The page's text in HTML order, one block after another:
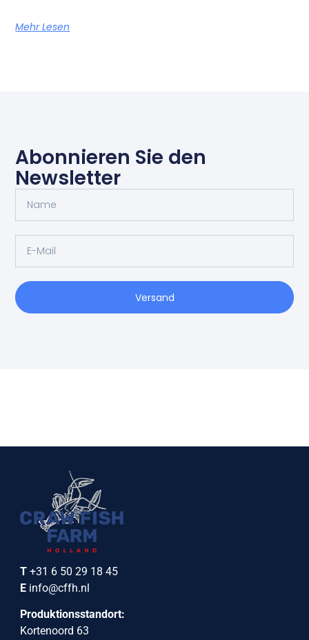
Mehr Lesen
Abonnieren Sie den
Newsletter
Versand
T +31 6 50 29 18 45
E info@cffh.nl
Produktionsstandort:
Kortenoord 63